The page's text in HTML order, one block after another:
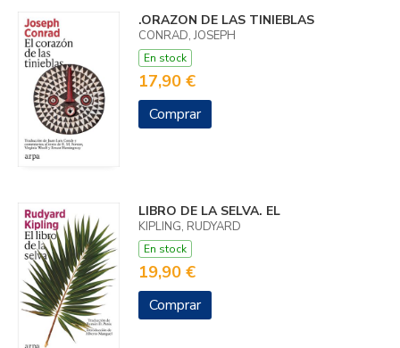
.ORAZON DE LAS TINIEBLAS
CONRAD, JOSEPH
En stock
17,90 €
Comprar
LIBRO DE LA SELVA. EL
KIPLING, RUDYARD
En stock
19,90 €
Comprar